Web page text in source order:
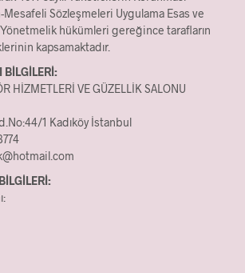
Mesafeli Sözleşmeleri Uygulama Esas ve
Yönetmelik hükümleri gereğince tarafların
kapsamaktadır.
BİLGİLERİ:
HİZMETLERİ VE GÜZELLİK SALONU
1 Kadıköy İstanbul